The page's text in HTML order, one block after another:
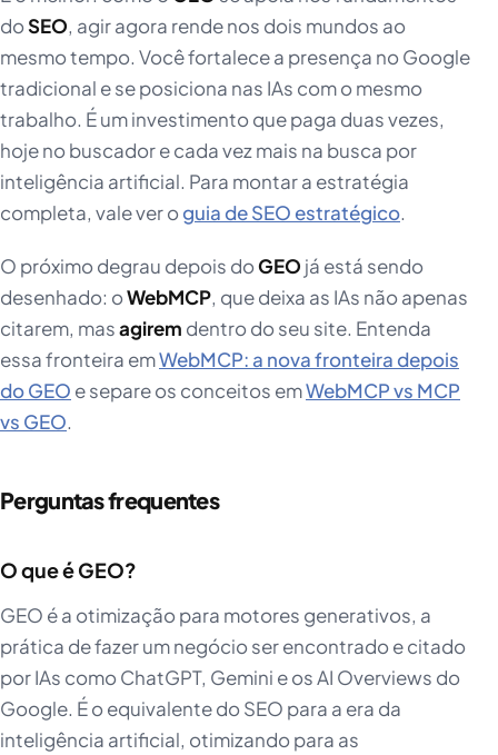
doSEO, agir agora rende nos dois mundos ao
mesmo tempo. Você fortalece a presença no Google
tradicional e se posiciona nas IAs com o mesmo
trabalho. É um investimento que paga duas vezes,
hoje no buscador e cada vez mais na busca por
inteligência artificial. Para montar a estratégia
completa, vale ver oguia de SEO estratégico.
O próximo degrau depois doGEO já está sendo
desenhado: oWebMCP, que deixa as IAs não apenas
citarem, masagirem dentro do seu site. Entenda
essa fronteira emWebMCP: a nova fronteira depois
do GEO e separe os conceitos emWebMCP vs MCP
vs GEO.
Perguntas frequentes
O que é GEO?
GEO é a otimização para motores generativos, a
prática de fazer um negócio ser encontrado e citado
por IAs como ChatGPT, Gemini e os AI Overviews do
Google. É o equivalente do SEO para a era da
inteligência artificial, otimizando para as